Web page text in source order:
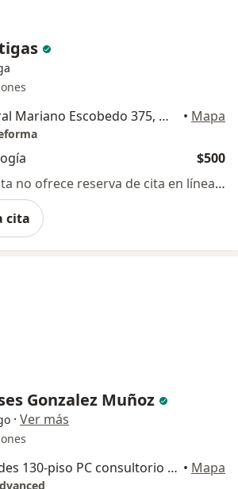
Calzada General Mariano Escobedo 375, Miguel Hidalgo • Mapa
$500
Este especialista no ofrece reserva de cita en línea en esta dirección.
cita
Gonzalez Muñoz
· Ver más
Calle Arquímedes 130-piso PC consultorio 10, Polanco, Polanco IV Secc,, Miguel Hidalgo • Mapa